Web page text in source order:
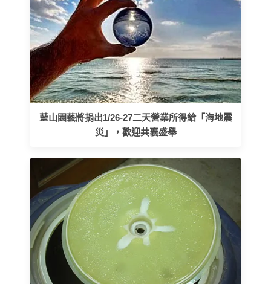
藍山園藝將捐出1/26-27二天營業所得給「海地震
災」，歡迎共襄盛舉